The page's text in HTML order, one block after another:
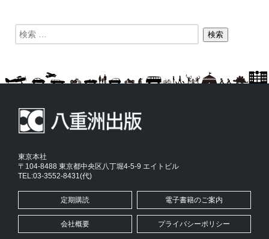
東京本社
〒104-8488 東京都中央区八丁堀4-5-9 エイトビル
TEL:03-3552-8431(代)
定期購読 電子書籍のご案内
会社概要 プライバシーポリシー